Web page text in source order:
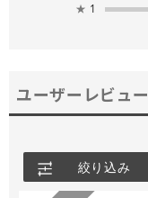
★ 1
ユーザーレビュー
絞り込み